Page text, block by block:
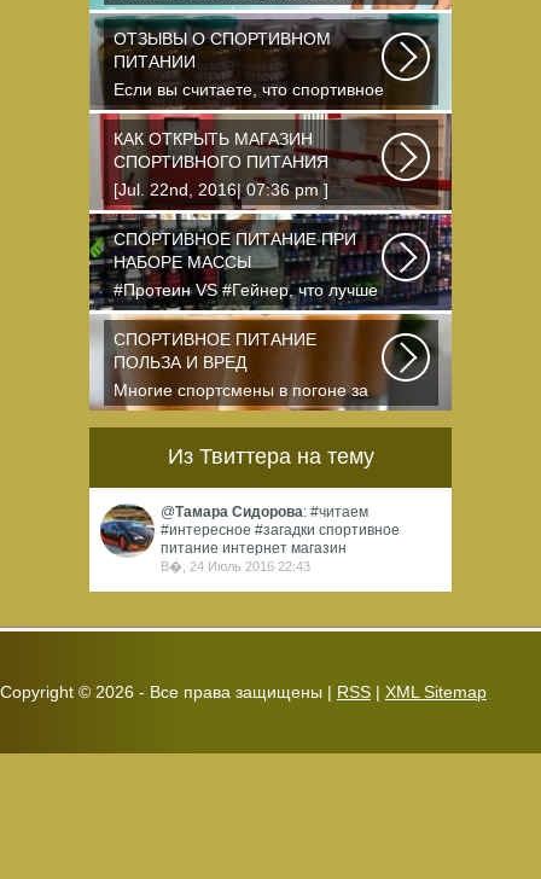
организации, занимающихся
продажей спортивного...
ОТЗЫВЫ О СПОРТИВНОМ
ПИТАНИИ
Если вы считаете, что спортивное
питание — это стероиды и
протеин в шприцах...
КАК ОТКРЫТЬ МАГАЗИН
СПОРТИВНОГО ПИТАНИЯ
[Jul. 22nd, 2016| 07:36 pm ]
dkphoto Что-то я окончательно
перевел ведение...
СПОРТИВНОЕ ПИТАНИЕ ПРИ
НАБОРЕ МАССЫ
#Протеин VS #Гейнер, что лучше
для набора массы? Очень часто
начинающие...
СПОРТИВНОЕ ПИТАНИЕ
ПОЛЬЗА И ВРЕД
Многие спортсмены в погоне за
спортивными результатами в
Из Твиттера на тему
@Тамара Сидорова: #читаем
#интересное #загадки спортивное
питание интернет магазин
В�, 24 Июль 2016 22:43
Copyright © 2026 - Все права защищены | RSS | XML Sitemap